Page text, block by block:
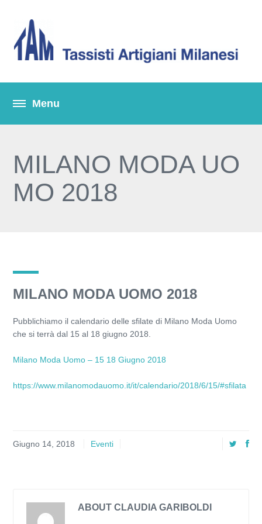
MILANO MODA UO
MO 2018
MILANO MODA UOMO 2018
Pubblichiamo il calendario delle sfilate di Milano Moda Uomo
che si terrà dal 15 al 18 giugno 2018.
Milano Moda Uomo – 15 18 Giugno 2018
https://www.milanomodauomo.it/it/calendario/2018/6/15/#sfilata
Giugno 14, 2018 Eventi
ABOUT CLAUDIA GARIBOLDI